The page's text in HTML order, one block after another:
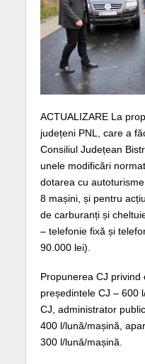
ACTUALIZARE La
județeni PNL, care a
Consiliul Județean
unele modificări
dotarea cu
8 mașini, și pentru
de carburanți și
–telefonie fixă și
90.000 lei).
Propunerea CJ
președintele CJ – 600
CJ, administrator
400 l/lună/mașină,
300 l/lună/mașină.